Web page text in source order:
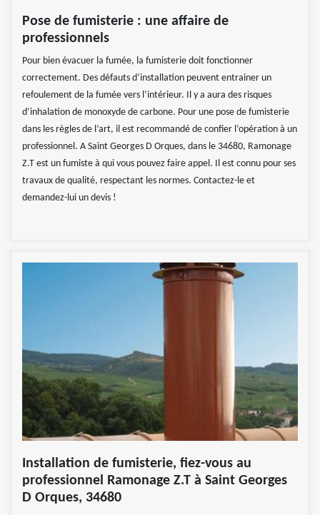
Pose de fumisterie : une affaire de
professionnels
Pour bien évacuer la fumée, la fumisterie doit fonctionner
correctement. Des défauts d’installation peuvent entrainer un
refoulement de la fumée vers l’intérieur. Il y a aura des risques
d’inhalation de monoxyde de carbone. Pour une pose de fumisterie
dans les règles de l’art, il est recommandé de confier l’opération à un
professionnel. A Saint Georges D Orques, dans le 34680, Ramonage
Z.T est un fumiste à qui vous pouvez faire appel. Il est connu pour ses
travaux de qualité, respectant les normes. Contactez-le et
demandez-lui un devis !
Installation de fumisterie, fiez-vous au
professionnel Ramonage Z.T à Saint Georges
D Orques, 34680